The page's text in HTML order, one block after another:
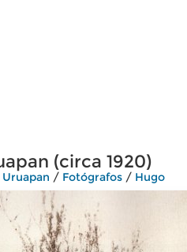
(circa 1920)
Uruapan / Fotógrafos / Hugo